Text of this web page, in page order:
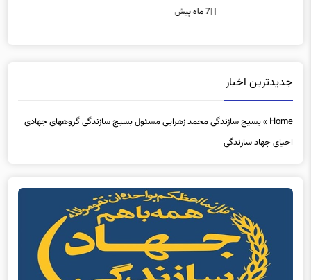
جدیدترین اخبار
Home
»بسیج سازندگی محمد زهرایی مسئول بسیج سازندگی گروههای جهادی
احیای جهاد سازندگی